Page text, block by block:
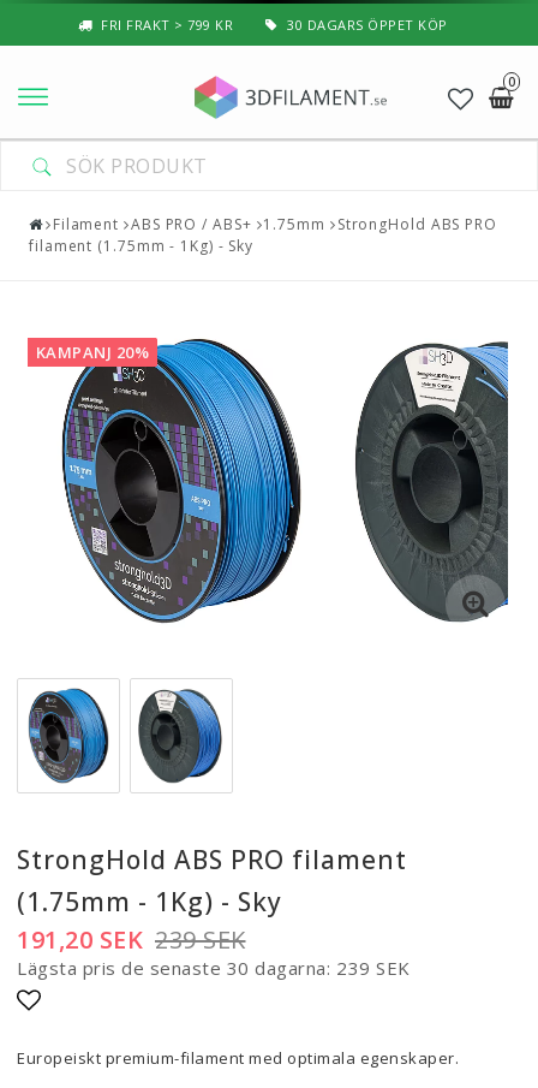
FRI FRAKT > 799 KR 30 DAGARS ÖPPET KÖP
0
Nyheter & Populärt
Filament
3D-Skrivare — Tillbehör
3D-Skrivare — Delar
Resin
3D-Pennor & Tillbehör
Filament ABS PRO / ABS+ 1.75mm
StrongHold ABS PRO
filament (1.75mm - 1Kg) - Sky
KAMPANJ 20%
StrongHold ABS PRO filament
(1.75mm - 1Kg) - Sky
239 SEK
191,20 SEK
Lägsta pris de senaste 30 dagarna 239 SEK
Europeiskt premium-filament med optimala egenskaper.